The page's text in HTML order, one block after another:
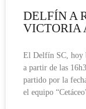
DELFÍN A
VICTORIA
El Delfín SC, hoy
a partir de las
partido por la
el equipo